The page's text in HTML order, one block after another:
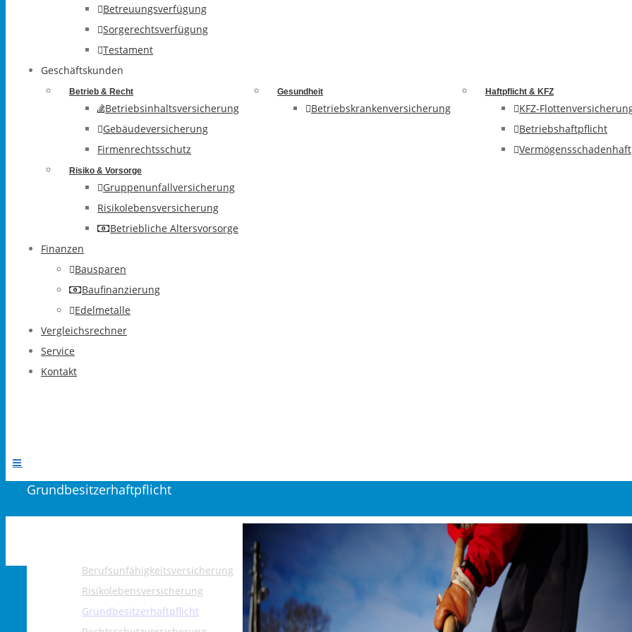
Betreuungsverfügung
Sorgerechtsverfügung
Testament
Geschäftskunden
Betrieb & Recht
Betriebsinhaltsversicherung
Gebäudeversicherung
Firmenrechtsschutz
Gesundheit
Betriebskrankenversicherung
Haftpflicht & KFZ
KFZ-
Betriebshaftpflicht
Risiko & Vorsorge
Gruppenunfallversicherung
Risikolebensversicherung
Betriebliche Altersvorsorge
Finanzen
Bausparen
Baufinanzierung
Edelmetalle
Vergleichsrechner
Service
Kontakt
Grundbesitzerhaftpflicht
Larger
Image
Berufsunfähigkeitsversicherung
Risikolebensversicherung
Grundbesitzerhaftpflicht